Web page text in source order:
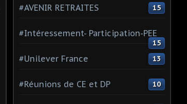
#AVENIR RETRAITES 15
#Intéressement- Participation-PEE
15
#Unilever France 13
#Réunions de CE et DP 10